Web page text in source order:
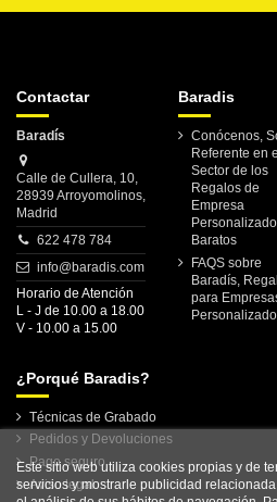
Contactar
Baradís
Calle de Cullera, 10,
28939 Arroyomolinos,
Madrid
622 478 784
info@baradis.com
Horario de Atención
L - J de 10.00 a 18.00
V - 10.00 a 15.00
Baradis
Conócenos,
Referente en el
Sector de los
Regalos de
Empresa
Baratos
FAQS sobre
Baradís,
para
¿Porqué Baradis?
Técnicas de Grabado
Pedidos y Devoluciones
Pago seguro
Aviso legal
Este sitio web utiliza cookies propias y de
servicios y mostrarle publicidad